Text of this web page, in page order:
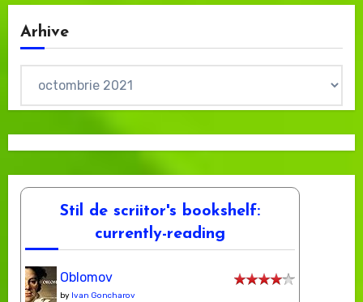
Arhive
Stil de scriitor's bookshelf:
currently-reading
Oblomov
by Ivan Goncharov